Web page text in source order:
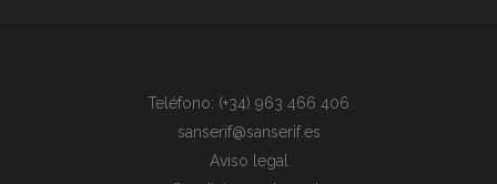
Teléfono: (+34) 963 466 406
sanserif@sanserif.es
Aviso legal